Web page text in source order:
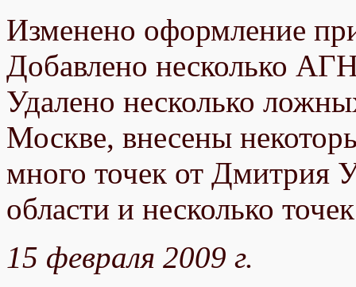
Изменено оформление
Добавлено несколько
Удалено несколько
Москве, внесены
много точек от Дмитрия
области и несколько
15 февраля 2009 г.